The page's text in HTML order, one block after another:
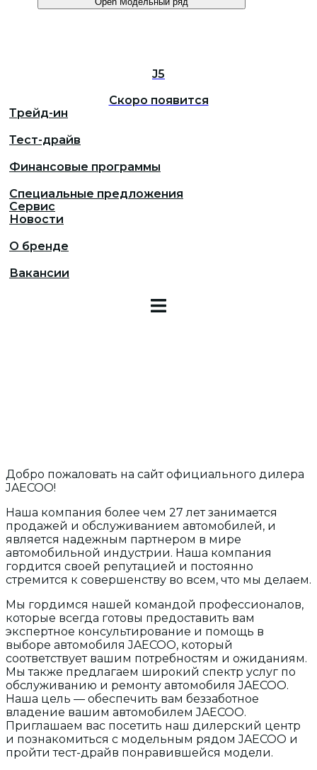
J5
Скоро появится
Трейд-ин
Тест-драйв
Финансовые программы
Специальные предложения
Сервис
Новости
О бренде
Вакансии
Добро пожаловать на сайт официального дилера
JAECOO!
Наша компания более чем 27 лет занимается
продажей и обслуживанием автомобилей, и
является надежным партнером в мире
автомобильной индустрии. Наша компания
гордится своей репутацией и постоянно
стремится к совершенству во всем, что мы делаем.
Мы гордимся нашей командой профессионалов,
которые всегда готовы предоставить вам
экспертное консультирование и помощь в
выборе автомобиля JAECOO, который
соответствует вашим потребностям и ожиданиям.
Мы также предлагаем широкий спектр услуг по
обслуживанию и ремонту автомобиля JAECOO.
Наша цель — обеспечить вам беззаботное
владение вашим автомобилем JAECOO.
Приглашаем вас посетить наш дилерский центр
и познакомиться с модельным рядом JAECOO и
пройти тест-драйв понравившейся модели.